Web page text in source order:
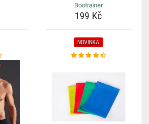
Bootrainer
199 Kč
NOVINKA